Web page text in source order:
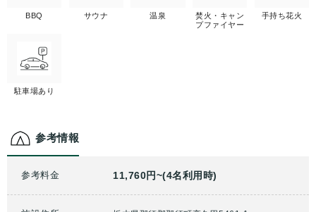
BBQ サウナ 温泉
焚火・キャン
プファイヤー
手持ち花火
駐車場あり
参考情報
参考料金 11,760円~(4名利用時)